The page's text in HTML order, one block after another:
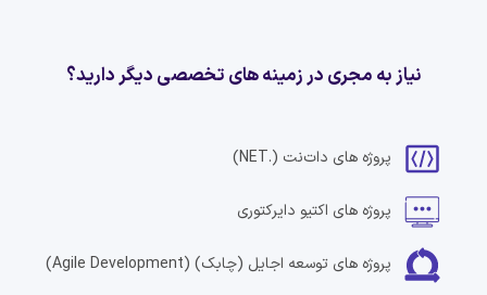
نیاز به مجری در زمینه های تخصصی دیگر دارید؟
پروژه های دات‌نت (.NET)
پروژه های اکتیو دایرکتوری
پروژه های توسعه اجایل (چابک) (Agile Development)